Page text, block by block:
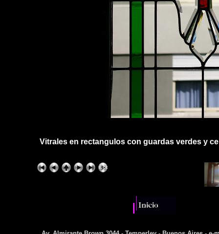
Vitrales en rectangulos con guardas verdes y